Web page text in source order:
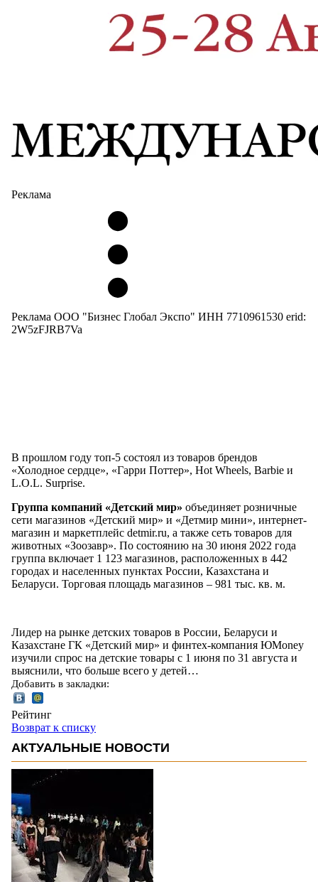
Реклама
Реклама ООО "Бизнес Глобал Экспо" ИНН 7710961530 erid:
2W5zFJRB7Va
В прошлом году топ-5 состоял из товаров брендов
«Холодное сердце», «Гарри Поттер», Hot Wheels, Barbie и
L.O.L. Surprise.
Группа компаний «Детский мир» объединяет розничные
сети магазинов «Детский мир» и «Детмир мини», интернет-
магазин и маркетплейс detmir.ru, а также сеть товаров для
животных «Зоозавр». По состоянию на 30 июня 2022 года
группа включает 1 123 магазинов, расположенных в 442
городах и населенных пунктах России, Казахстана и
Беларуси. Торговая площадь магазинов – 981 тыс. кв. м.
Лидер на рынке детских товаров в России, Беларуси и
Казахстане ГК «Детский мир» и финтех-компания ЮMoney
изучили спрос на детские товары с 1 июня по 31 августа и
выяснили, что больше всего у детей…
Добавить в закладки:
Рейтинг
Возврат к списку
АКТУАЛЬНЫЕ НОВОСТИ